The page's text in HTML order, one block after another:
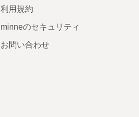
利用規約
minneのセキュリティ
お問い合わせ